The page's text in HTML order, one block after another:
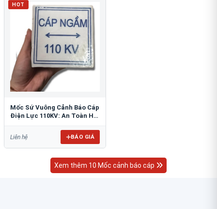
HOT
Mốc Sứ Vuông Cảnh Báo Cáp
Điện Lực 110KV: An Toàn Hệ
Liên hệ BÁO GIÁ
Xem thêm 10 Mốc cảnh báo cáp